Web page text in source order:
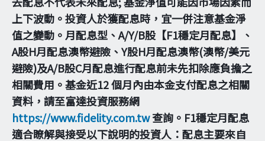
上下波動。投資人於獲配息時，宜一併注意基金淨
值之變動。月配息型、A/Y/B股【F1穩定月配息】、
A股H月配息澳幣避險、Y股H月配息澳幣(澳幣/美元
避險)及A/B股C月配息進行配息前未先扣除應負擔之
相關費用。基金近12 個月內由本金支付配息之相關
資料，請至富達投資服務網
https://www.fidelity.com.tw查詢。F1穩定月配息
適合瞭解與接受以下說明的投資人：配息主要來自